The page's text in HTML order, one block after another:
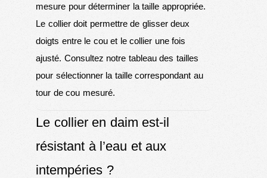
mesure pour déterminer la taille appropriée.
Le collier doit permettre de glisser deux
doigts entre le cou et le collier une fois
ajusté. Consultez notre tableau des tailles
pour sélectionner la taille correspondant au
tour de cou mesuré.
Le collier en daim est-il
résistant à l’eau et aux
intempéries ?